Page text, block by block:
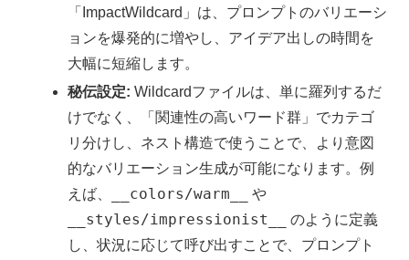
「ImpactWildcard」は、プロンプトのバリエーシ
ョンを爆発的に増やし、アイデア出しの時間を
大幅に短縮します。
秘伝設定: Wildcardファイルは、単に羅列するだ
けでなく、「関連性の高いワード群」でカテゴ
リ分けし、ネスト構造で使うことで、より意図
的なバリエーション生成が可能になります。例
えば、
__colors/warm__ や
__styles/impressionist__
のように定義
し、状況に応じて呼び出すことで、プロンプト